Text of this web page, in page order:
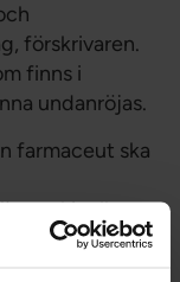
förskrivaren.
finns i
undanröjas.
farmaceut ska
maskinell